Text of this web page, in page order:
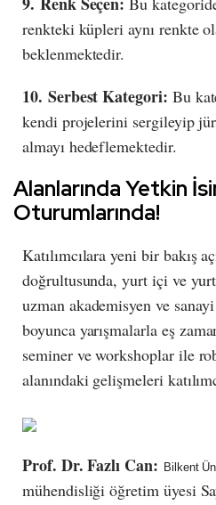
renkteki küpleri aynı renkte
beklenmektedir.
10. Serbest Kategori: Bu
kendi projelerini sergileyip
almayı hedeflemektedir.
Alanlarında Yetkin
Oturumlarında!
Katılımcılara yeni bir bakış
doğrultusunda, yurt içi ve yurt
uzman akademisyen ve
boyunca yarışmalarla eş
seminer ve workshoplar ile
alanındaki gelişmeleri
Prof. Dr. Fazlı Can: Bilkent
mühendisliği öğretim üyesi